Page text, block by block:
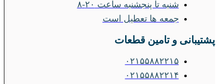
شنبه تا پنجشنبه ساعت ۲۰-۸
جمعه ها تعطیل است
پشتیبانی و تامین قطعات
۰۲۱۵۵۸۸۲۲۱۵
۰۲۱۵۵۸۸۲۲۱۴